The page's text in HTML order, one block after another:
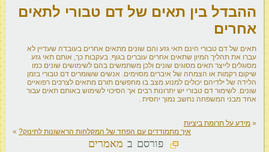
ההבדל בין תאים של דם טבורי לתאים
אחרים
תאים של דם טבורי הינם תאי גזע והם שונים מתאים אחרים בעובדה שעדיין לא
עברו את תהליך המיון שתאים אחרים עוברים בגוף. בעקבות כך, אותם תאי גזע
מסוגלים לייצר תאים מסוגים שונים ולכן משתמשים בהם לשימושים שונים כמו
שיקום רקמות או הצמחה של איברים מסוימים. אנשים ששומרים דם טבורי בזמן
הלידה של ילדיהם יכולים למנוע מצב בו מחפשים תורם מתאים לצרכים רפואיים
שונים. לשימור דם טבורי יש יתרונות רבים אך הסיכוי לשימוש באותם תאים עבור
אחד מבני המשפחה נחשב נמוך יחסית .
« מידע על תרומת ביציות
איך מתמודדים עם הפחד של המקלחות הראשונות לתינוק? »
פורסם ב מאמרים